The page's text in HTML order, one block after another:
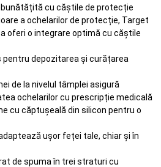
cu căștile de protecție
a ochelarilor de protecție, Target
oferi o integrare optimă cu căștile
depozitarea și curățarea
de la nivelul tâmplei asigură
ochelarilor cu prescripție medicală
cu căptușeală din silicon pentru o
ușor feței tale, chiar și în
de spuma în trei straturi cu